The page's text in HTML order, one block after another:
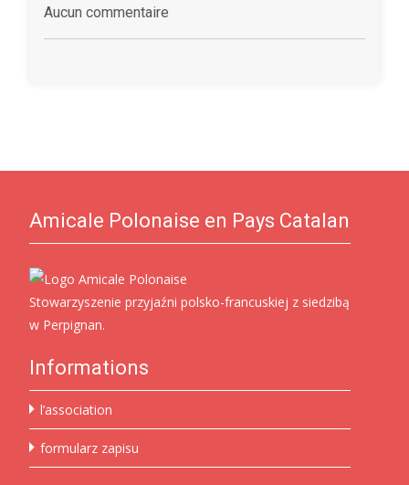
Aucun commentaire
Amicale Polonaise en Pays Catalan
Stowarzyszenie przyjaźni polsko-francuskiej z siedzibą
w Perpignan.
Informations
l’association
formularz zapisu